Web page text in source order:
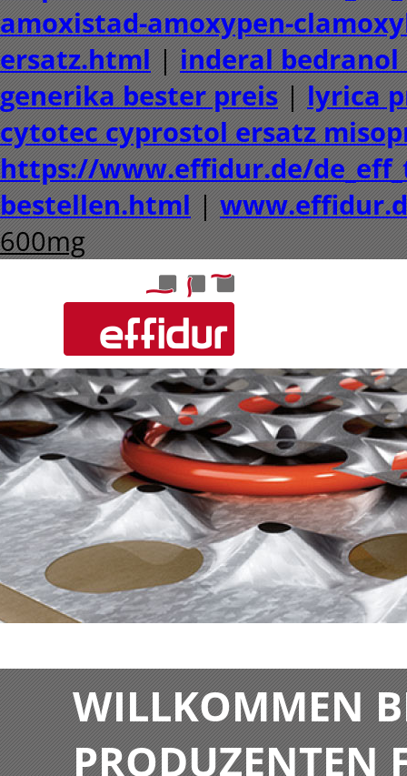
amoxistad-amoxypen-
ersatz.html | inderal
generika bester preis | lyrica
cytotec cyprostol ersatz
https://www.effidur.de/
bestellen.html |
600mg
WILLKOMMEN
PRODUZENTEN